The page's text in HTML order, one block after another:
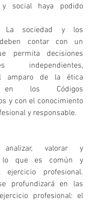
y social haya podido
La sociedad y los
contar con un
permita decisiones
independientes,
amparo de la ética
en los Códigos
y con el conocimiento
y responsable.
analizar, valorar y
lo que es común y
ejercicio profesional.
profundizará en las
profesional: el